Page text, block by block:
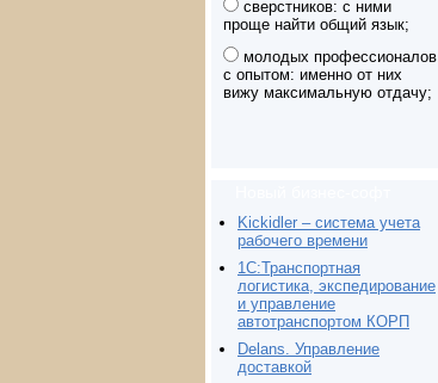
сверстников: с ними
проще найти общий язык;
молодых профессионалов
с опытом: именно от них
вижу максимальную отдачу;
Kickidler – система учета
рабочего времени
1С:Транспортная
логистика, экспедирование
и управление
автотранспортом КОРП
Delans. Управление
доставкой